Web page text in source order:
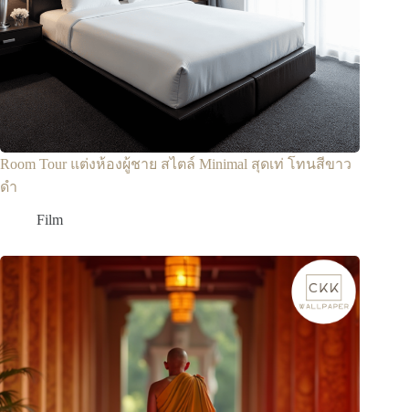
Room Tour แต่งห้องผู้ชาย สไตล์ Minimal สุดเท่ โทนสีขาว
ดำ
Film